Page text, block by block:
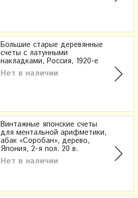
Большие старые деревянные
счеты с латунными
накладками, Россия, 1920-е
Нет в наличии
Винтажные японские счеты
для ментальной арифметики,
абак «Соробан», дерево,
Япония, 2-я пол. 20 в.
Нет в наличии